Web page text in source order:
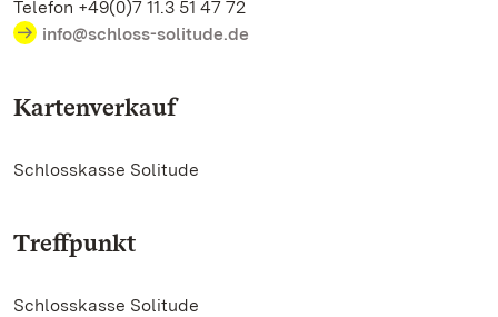
Telefon +49(0)7 11.3 51 47 72
info@schloss-solitude.de
Kartenverkauf
Schlosskasse Solitude
Treffpunkt
Schlosskasse Solitude